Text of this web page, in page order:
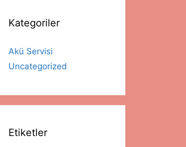
Kategoriler
Akü Servisi
Uncategorized
Etiketler